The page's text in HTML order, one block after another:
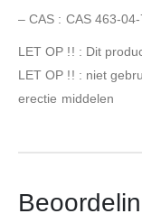
– CAS : CAS 463-
LET OP !! : Dit
LET OP !! : niet
erectie middelen